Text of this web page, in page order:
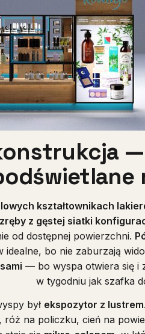
kształtownikach
zręby z gęstej siatki
od dostępnej powierzchni.
idealne, bo nie zaburzają
— bo wyspa otwiera się i
w tygodniu jak szafka
był ekspozytor z lustrem
na policzku, cień na